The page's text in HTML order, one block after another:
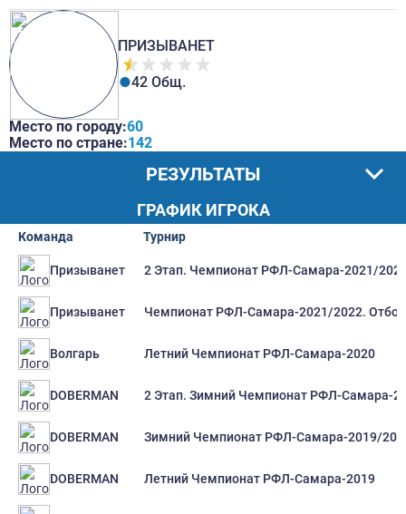
ПРИЗЫВАНЕТ
42 Общ.
Место по городу:60
Место по стране:142
РЕЗУЛЬТАТЫ
ГРАФИК ИГРОКА
Команда Турнир
Призыванет 2 Этап. Чемпионат РФЛ-Самара-2021/
Призыванет Чемпионат РФЛ-Самара-2021/2022.
Волгарь Летний Чемпионат РФЛ-Самара-2020
DOBERMAN 2 Этап. Зимний Чемпионат РФЛ-Самара-
DOBERMAN Зимний Чемпионат РФЛ-Самара-2019/20
DOBERMAN Летний Чемпионат РФЛ-Самара-2019